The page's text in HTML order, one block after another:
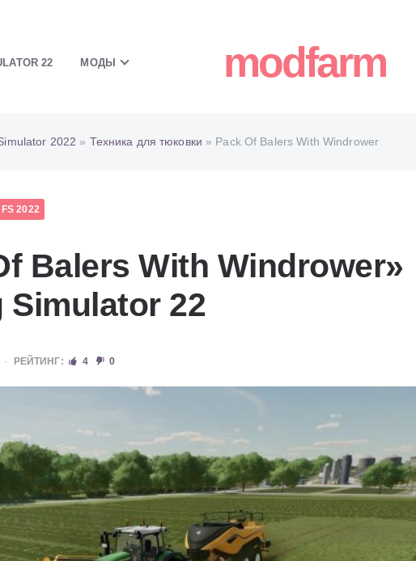
22 МОДЫ modfarm
2022 » Техника для тюковки » Pack Of Balers With Windrower
2022
Balers With Windrower»
22
РЕЙТИНГ: 4 0